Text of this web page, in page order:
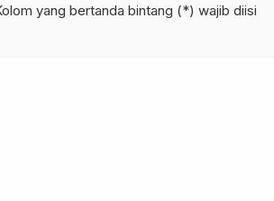
yang bertanda bintang (*) wajib diisi